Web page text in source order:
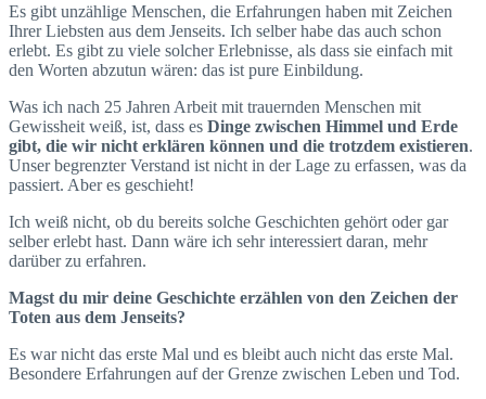
Es gibt unzählige Menschen, die Erfahrungen haben mit Zeichen
Ihrer Liebsten aus dem Jenseits. Ich selber habe das auch schon
erlebt. Es gibt zu viele solcher Erlebnisse, als dass sie einfach mit
den Worten abzutun wären: das ist pure Einbildung.
Was ich nach 25 Jahren Arbeit mit trauernden Menschen mit
Gewissheit weiß, ist, dass es Dinge zwischen Himmel und Erde
gibt, die wir nicht erklären können und die trotzdem existieren.
Unser begrenzter Verstand ist nicht in der Lage zu erfassen, was da
passiert. Aber es geschieht!
Ich weiß nicht, ob du bereits solche Geschichten gehört oder gar
selber erlebt hast. Dann wäre ich sehr interessiert daran, mehr
darüber zu erfahren.
Magst du mir deine Geschichte erzählen von den Zeichen der
Toten aus dem Jenseits?
Es war nicht das erste Mal und es bleibt auch nicht das erste Mal.
Besondere Erfahrungen auf der Grenze zwischen Leben und Tod.